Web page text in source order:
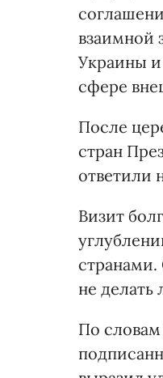
взаимной
Украины и
сфере
После
стран
ответили
Визит
странами.
не
По